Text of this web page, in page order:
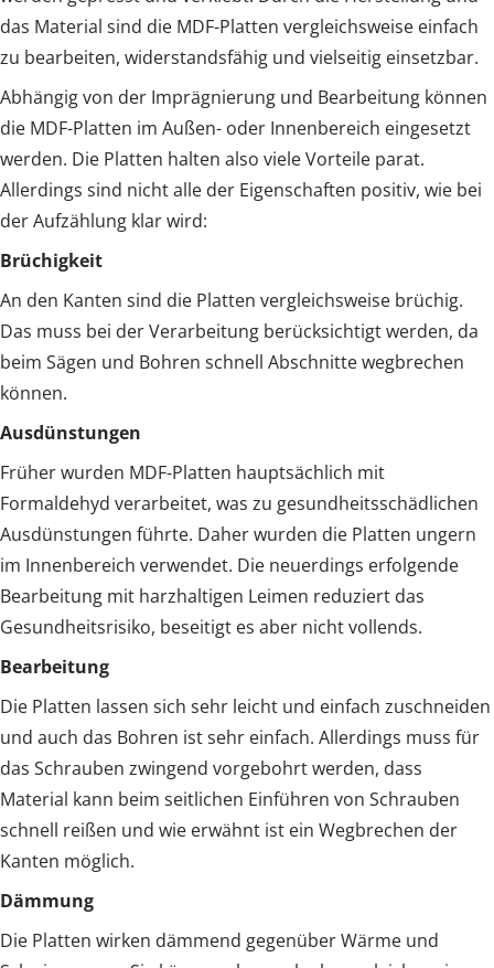
das Material sind die MDF-Platten vergleichsweise einfach
zu bearbeiten, widerstandsfähig und vielseitig einsetzbar.
Abhängig von der Imprägnierung und Bearbeitung können
die MDF-Platten im Außen- oder Innenbereich eingesetzt
werden. Die Platten halten also viele Vorteile parat.
Allerdings sind nicht alle der Eigenschaften positiv, wie bei
der Aufzählung klar wird:
Brüchigkeit
An den Kanten sind die Platten vergleichsweise brüchig.
Das muss bei der Verarbeitung berücksichtigt werden, da
beim Sägen und Bohren schnell Abschnitte wegbrechen
können.
Ausdünstungen
Früher wurden MDF-Platten hauptsächlich mit
Formaldehyd verarbeitet, was zu gesundheitsschädlichen
Ausdünstungen führte. Daher wurden die Platten ungern
im Innenbereich verwendet. Die neuerdings erfolgende
Bearbeitung mit harzhaltigen Leimen reduziert das
Gesundheitsrisiko, beseitigt es aber nicht vollends.
Bearbeitung
Die Platten lassen sich sehr leicht und einfach zuschneiden
und auch das Bohren ist sehr einfach. Allerdings muss für
das Schrauben zwingend vorgebohrt werden, dass
Material kann beim seitlichen Einführen von Schrauben
schnell reißen und wie erwähnt ist ein Wegbrechen der
Kanten möglich.
Dämmung
Die Platten wirken dämmend gegenüber Wärme und